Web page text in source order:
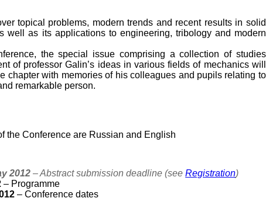
topical problems, modern trends and recent results in solid
well as its applications to engineering, tribology and modern
the special issue comprising a collection of studies
of professor Galin’s ideas in various fields of mechanics will
chapter with memories of his colleagues and pupils relating to
remarkable person.
the Conference are Russian and English
2012 – Abstract submission deadline (seeRegistration)
– Programme
– Conference dates